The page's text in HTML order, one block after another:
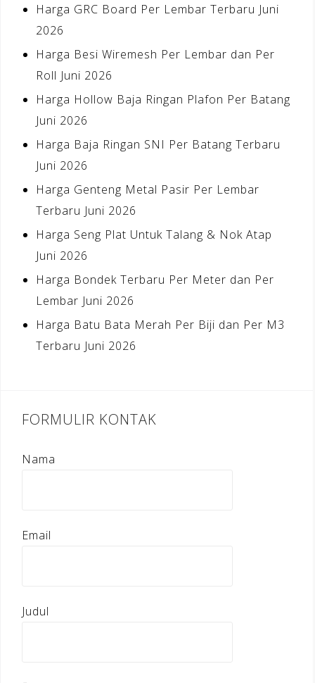
Harga GRC Board Per Lembar Terbaru Juni
2026
Harga Besi Wiremesh Per Lembar dan Per
Roll Juni 2026
Harga Hollow Baja Ringan Plafon Per Batang
Juni 2026
Harga Baja Ringan SNI Per Batang Terbaru
Juni 2026
Harga Genteng Metal Pasir Per Lembar
Terbaru Juni 2026
Harga Seng Plat Untuk Talang & Nok Atap
Juni 2026
Harga Bondek Terbaru Per Meter dan Per
Lembar Juni 2026
Harga Batu Bata Merah Per Biji dan Per M3
Terbaru Juni 2026
FORMULIR KONTAK
Nama
Email
Judul